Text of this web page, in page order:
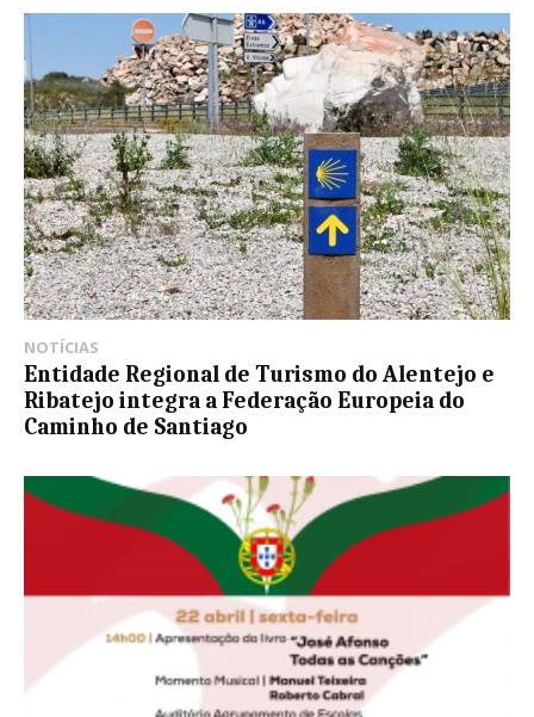
NOTÍCIAS
Entidade Regional de Turismo do Alentejo e
Ribatejo integra a Federação Europeia do
Caminho de Santiago